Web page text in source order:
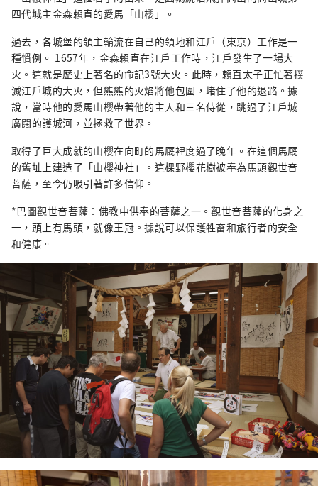
四代城主金森賴直的愛馬「山櫻」。
過去，各城堡的領主輪流在自己的領地和江戶（東京）工作是一
種慣例。 1657年，金森賴直在江戶工作時，江戶發生了一場大
火。這就是歷史上著名的命記3號大火。此時，賴直太子正忙著撲
滅江戶城的大火，但熊熊的火焰將他包圍，堵住了他的退路。據
說，當時他的愛馬山櫻帶著他的主人和三名侍從，跳過了江戶城
廣闊的護城河，並拯救了世界。
取得了巨大成就的山櫻在向町的馬厩裡度過了晚年。在這個馬厩
的舊址上建造了「山櫻神社」。這棵野櫻花樹被奉為馬頭觀世音
菩薩，至今仍吸引著許多信仰。
*巴圖觀世音菩薩：佛教中供奉的菩薩之一。觀世音菩薩的化身之
一，頭上有馬頭，就像王冠。據說可以保護牲畜和旅行者的安全
和健康。